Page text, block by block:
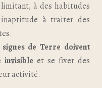
à des habitudes
inaptitude à traiter des
signes de Terre doivent
invisible et se fixer des
activité.